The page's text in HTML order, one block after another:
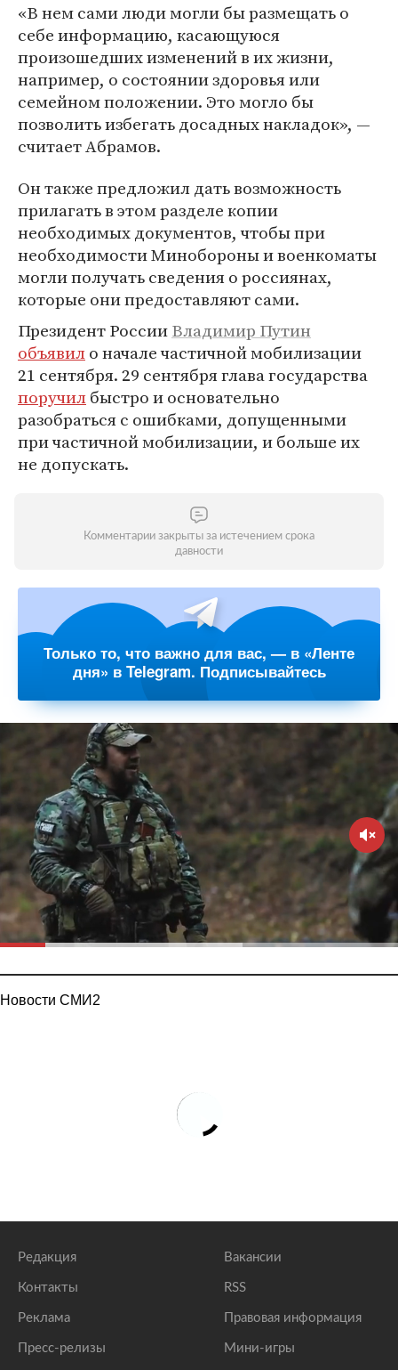
«В нем сами люди могли бы размещать о
себе информацию, касающуюся
произошедших изменений в их жизни,
например, о состоянии здоровья или
семейном положении. Это могло бы
позволить избегать досадных накладок», —
считает Абрамов.
Он также предложил дать возможность
прилагать в этом разделе копии
необходимых документов, чтобы при
необходимости Минобороны и военкоматы
могли получать сведения о россиянах,
которые они предоставляют сами.
Президент РоссииВладимир Путин
объявило начале частичной мобилизации
21 сентября. 29 сентября глава государства
поручилбыстро и основательно
разобраться с ошибками, допущенными
при частичной мобилизации, и больше их
не допускать.
Комментарии закрыты за истечением срока
давности
Только то, что важно для вас, — в «Ленте
дня» в Telegram. Подписывайтесь
Новости СМИ2
Редакция
Контакты
Реклама
Пресс-релизы
Вакансии
RSS
Правовая информация
Мини-игры